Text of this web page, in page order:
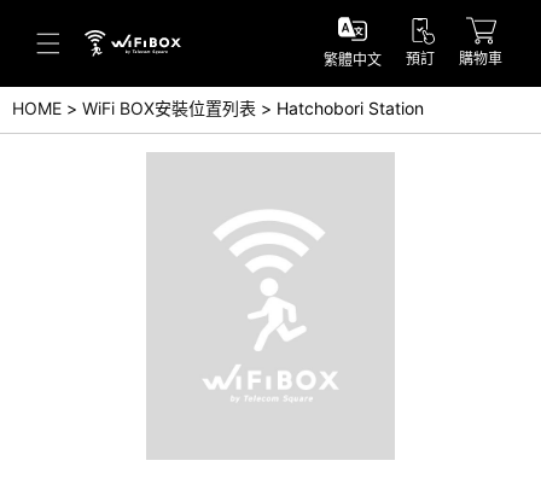
幫助／詢問
繁體中文 預訂 購物車
HOME WiFi BOX安裝位置列表 Hatchobori Station